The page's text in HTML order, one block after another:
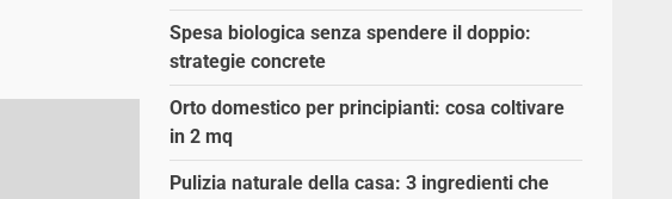
Spesa biologica senza spendere il doppio:
strategie concrete
Orto domestico per principianti: cosa coltivare
in 2 mq
Pulizia naturale della casa: 3 ingredienti che